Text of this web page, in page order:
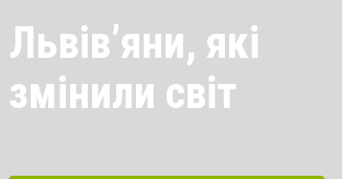
Львівʼяни, які
змінили світ